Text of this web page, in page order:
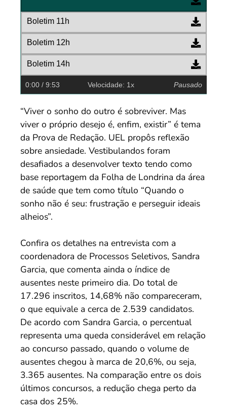
Boletim 11h
Boletim 12h
Boletim 14h
0:00 / 9:53 Velocidade: 1x Pausado
“Viver o sonho do outro é sobreviver. Mas
viver o próprio desejo é, enfim, existir” é tema
da Prova de Redação. UEL propôs reflexão
sobre ansiedade. Vestibulandos foram
desafiados a desenvolver texto tendo como
base reportagem da Folha de Londrina da área
de saúde que tem como título “Quando o
sonho não é seu: frustração e perseguir ideais
alheios”.
Confira os detalhes na entrevista com a
coordenadora de Processos Seletivos, Sandra
Garcia, que comenta ainda o índice de
ausentes neste primeiro dia. Do total de
17.296 inscritos, 14,68% não compareceram,
o que equivale a cerca de 2.539 candidatos.
De acordo com Sandra Garcia, o percentual
representa uma queda considerável em relação
ao concurso passado, quando o volume de
ausentes chegou à marca de 20,6%, ou seja,
3.365 ausentes. Na comparação entre os dois
últimos concursos, a redução chega perto da
casa dos 25%.